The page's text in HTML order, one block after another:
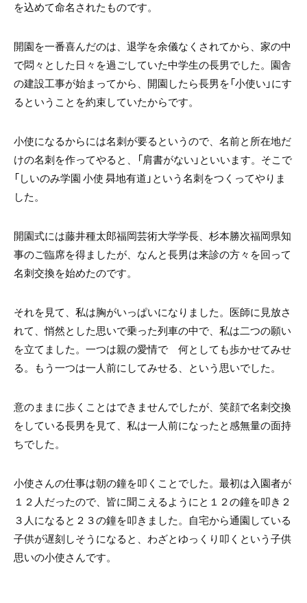
を込めて命名されたものです。
開園を一番喜んだのは、退学を余儀なくされてから、家の中
で悶々とした日々を過ごしていた中学生の長男でした。園舎
の建設工事が始まってから、開園したら長男を「小使い」にす
るということを約束していたからです。
小使になるからには名刺が要るというので、名前と所在地だ
けの名刺を作ってやると、「肩書がない」といいます。そこで
「しいのみ学園 小使 曻地有道」という名刺をつくってやりま
した。
開園式には藤井種太郎福岡芸術大学学長、杉本勝次福岡県知
事のご臨席を得ましたが、なんと長男は来診の方々を回って
名刺交換を始めたのです。
それを見て、私は胸がいっぱいになりました。医師に見放さ
れて、悄然とした思いで乗った列車の中で、私は二つの願い
を立てました。一つは親の愛情で 何としても歩かせてみせ
る。もう一つは一人前にしてみせる、という思いでした。
意のままに歩くことはできませんでしたが、笑顔で名刺交換
をしている長男を見て、私は一人前になったと感無量の面持
ちでした。
小使さんの仕事は朝の鐘を叩くことでした。最初は入園者が
１２人だったので、皆に聞こえるようにと１２の鐘を叩き２
３人になると２３の鐘を叩きました。自宅から通園している
子供が遅刻しそうになると、わざとゆっくり叩くという子供
思いの小使さんです。